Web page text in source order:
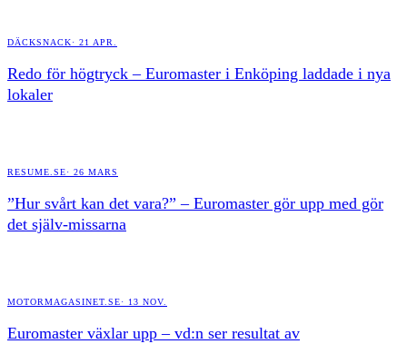
DÄCKSNACK· 21 APR.
Redo för högtryck – Euromaster i Enköping laddade i nya
lokaler
RESUME.SE· 26 MARS
”Hur svårt kan det vara?” – Euromaster gör upp med gör
det själv-missarna
MOTORMAGASINET.SE· 13 NOV.
Euromaster växlar upp – vd:n ser resultat av